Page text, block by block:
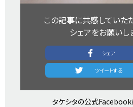
この記事に共感していた
シェアをお願いし
シェア​
​ツイートする​
タケシタの公式Facebook